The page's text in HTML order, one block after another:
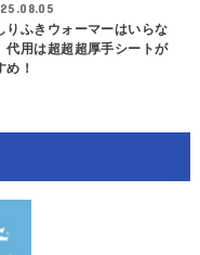
りふきウォーマーはいらな
代用は超超超厚手シートが
め！